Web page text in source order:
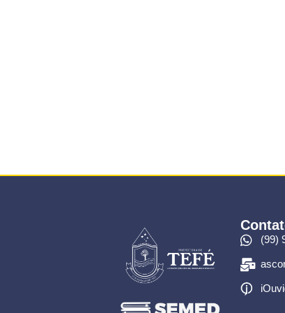
(99)